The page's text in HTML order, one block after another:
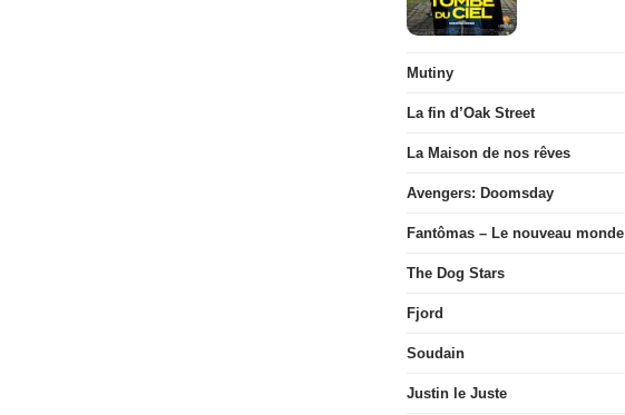
Mutiny
La fin d’Oak Street
La Maison de nos rêves
Avengers: Doomsday
Fantômas – Le nouveau monde
The Dog Stars
Fjord
Soudain
Justin le Juste